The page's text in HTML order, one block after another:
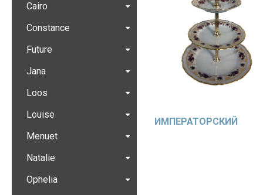
ИМПЕРАТОРСКИЙ
Cairo
Constance
Future
Jana
Loos
Louise
Menuet
Natalie
Ophelia